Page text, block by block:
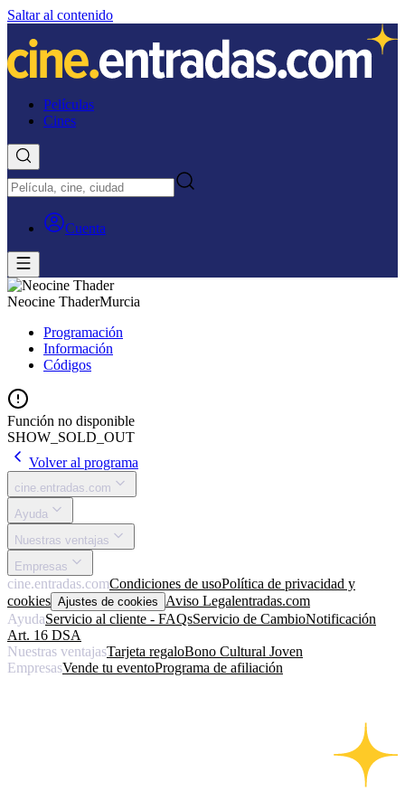
Saltar al contenido
Películas
Cines
Cuenta
Neocine ThaderMurcia
Programación
Información
Códigos
Función no disponible
SHOW_SOLD_OUT
Volver al programa
cine.entradas.com
Ayuda
Nuestras ventajas
Empresas
cine.entradas.comCondiciones de usoPolítica de privacidad y
cookies Ajustes de cookies Aviso Legalentradas.com
AyudaServicio al cliente - FAQsServicio de CambioNotificación
Art. 16 DSA
Nuestras ventajasTarjeta regaloBono Cultural Joven
EmpresasVende tu eventoPrograma de afiliación